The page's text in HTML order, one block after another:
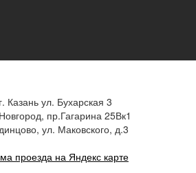
г. Казань ул. Бухарская 3
пр.Гагарина 25Вк1
ул. Маковского, д.3
проезда на Яндекс карте